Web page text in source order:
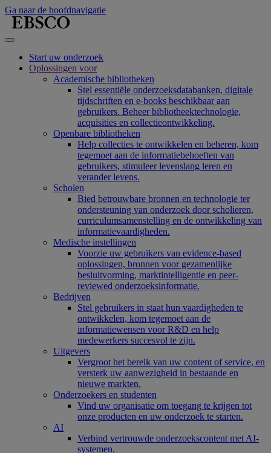
Ga naar de hoofdnavigatie
Start uw onderzoek
Oplossingen voor
Academische bibliotheken
Stel essentiële onderzoeksdatabanken, digitale
tijdschriften en e-books beschikbaar aan
gebruikers. Beheer bibliotheektechnologie,
acquisities en collectieontwikkeling.
Openbare bibliotheken
Help collecties te ontwikkelen en beheren, kom
tegemoet aan de informatiebehoeften van
gebruikers, stimuleer levenslang leren en
verander levens.
Scholen
Bied betrouwbare bronnen en technologie ter
ondersteuning van onderzoek door scholieren,
curriculumsamenstelling en de ontwikkeling van
informatievaardigheden.
Medische instellingen
Voorzie uw gebruikers van evidence-based
oplossingen, bronnen voor gezamenlijke
besluitvorming, marktintelligentie en peer-
reviewed onderzoeksinformatie.
Bedrijven
Stel gebruikers in staat hun vaardigheden te
ontwikkelen, kom tegemoet aan de
informatiewensen voor R&D en help
medewerkers succesvol te zijn.
Uitgevers
Vergroot het bereik van uw content of service, en
versterk uw aanwezigheid in bestaande en
nieuwe markten.
Onderzoekers en studenten
Vind uw organisatie om toegang te krijgen tot
onze producten en uw onderzoek te starten.
AI
Verbind vertrouwde onderzoekscontent met AI-
systemen.